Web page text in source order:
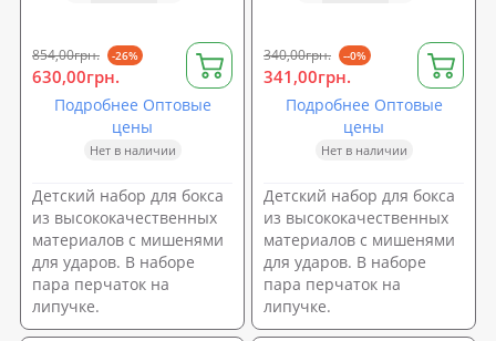
854,00грн. -26%
630,00грн.
Подробнее Оптовые
цены
Нет в наличии
Детский набор для бокса
из высококачественных
материалов с мишенями
для ударов. В наборе
пара перчаток на
липучке.
340,00грн. --0%
341,00грн.
Подробнее Оптовые
цены
Нет в наличии
Детский набор для бокса
из высококачественных
материалов с мишенями
для ударов. В наборе
пара перчаток на
липучке.